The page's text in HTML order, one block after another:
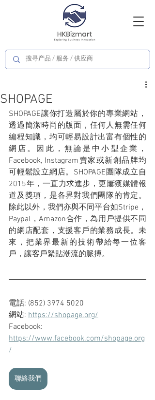
SHOPAGE
SHOPAGE讓你打造屬於你的專業網站，
透過簡潔時尚的版面，任何人無需任何
編程知識，均可輕易設計出富有個性的
網店。因此，無論是中小型企業，
Facebook, Instagram賣家或新創品牌均
可輕鬆設立網店。SHOPAGE團隊成立自
2015年，一直力求進步，更屢獲媒體報
道及獎項，是各界對我們團隊的肯定。
除此以外，我們亦與不同平台如Stripe，
Paypal，Amazon合作，為用戶提供不同
的網店配套，支援客戶的業務成長。未
來，把業界最新的技術帶給每一位客
戶，讓客戶緊貼潮流的脈搏。
電話: (852) 3974 5020
網站: https://shopage.org/
Facebook:
https://www.facebook.com/shopage.org
/
聯絡我們